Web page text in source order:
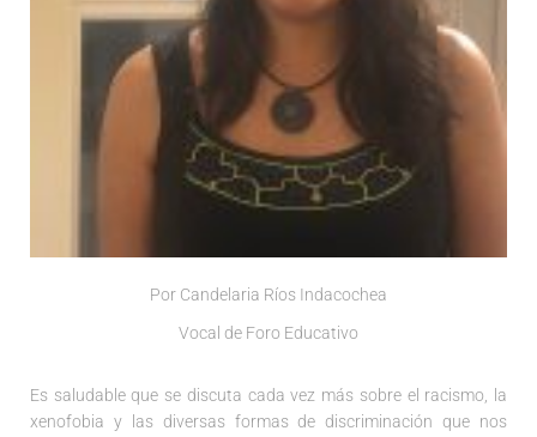
Por Candelaria Ríos Indacochea
Vocal de Foro Educativo
Es saludable que se discuta cada vez más sobre el racismo, la
xenofobia y las diversas formas de discriminación que nos